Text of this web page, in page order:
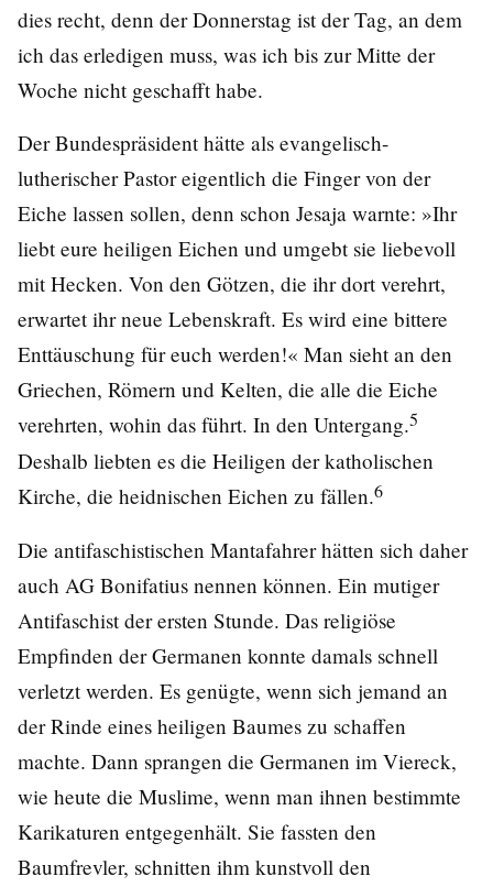
dies recht, denn der Donnerstag ist der Tag, an dem
ich das erledigen muss, was ich bis zur Mitte der
Woche nicht geschafft habe.
Der Bundespräsident hätte als evangelisch-
lutherischer Pastor eigentlich die Finger von der
Eiche lassen sollen, denn schon Jesaja warnte: »Ihr
liebt eure heiligen Eichen und umgebt sie liebevoll
mit Hecken. Von den Götzen, die ihr dort verehrt,
erwartet ihr neue Lebenskraft. Es wird eine bittere
Enttäuschung für euch werden!« Man sieht an den
Griechen, Römern und Kelten, die alle die Eiche
verehrten, wohin das führt. In den Untergang.5
Deshalb liebten es die Heiligen der katholischen
Kirche, die heidnischen Eichen zu fällen.6
Die antifaschistischen Mantafahrer hätten sich daher
auch AG Bonifatius nennen können. Ein mutiger
Antifaschist der ersten Stunde. Das religiöse
Empfinden der Germanen konnte damals schnell
verletzt werden. Es genügte, wenn sich jemand an
der Rinde eines heiligen Baumes zu schaffen
machte. Dann sprangen die Germanen im Viereck,
wie heute die Muslime, wenn man ihnen bestimmte
Karikaturen entgegenhält. Sie fassten den
Baumfrevler, schnitten ihm kunstvoll den